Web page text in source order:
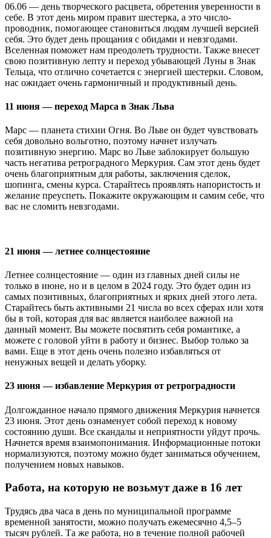
06.06 — день творческого расцвета, обретения уверенности в
себе. В этот день миром правит шестерка, а это число-
проводник, помогающее становиться людям лучшей версией
себя. Это будет день прощания с обидами и невзгодами.
Вселенная поможет нам преодолеть трудности. Также внесет
свою позитивную лепту и переход убывающей Луны в Знак
Тельца, что отлично сочетается с энергией шестерки. Словом,
нас ожидает очень гармоничный и продуктивный день.
11 июня — переход Марса в Знак Льва
Марс — планета стихии Огня. Во Льве он будет чувствовать
себя довольно вольготно, поэтому начнет излучать
позитивную энергию. Марс во Льве заблокирует большую
часть негатива ретроградного Меркурия. Сам этот день будет
очень благоприятным для работы, заключения сделок,
шопинга, смены курса. Старайтесь проявлять напористость и
желание преуспеть. Покажите окружающим и самим себе, что
вас не сломить невзгодами.
21 июня — летнее солнцестояние
Летнее солнцестояние — один из главных дней силы не
только в июне, но и в целом в 2024 году. Это будет один из
самых позитивных, благоприятных и ярких дней этого лета.
Старайтесь быть активными 21 числа во всех сферах или хотя
бы в той, которая для вас является наиболее важной на
данный момент. Вы можете посвятить себя романтике, а
можете с головой уйти в работу и бизнес. Выбор только за
вами. Еще в этот день очень полезно избавляться от
ненужных вещей и делать уборку.
23 июня — избавление Меркурия от ретроградности
Долгожданное начало прямого движения Меркурия начнется
23 июня. Этот день ознаменует собой переход к новому
состоянию души. Все скандалы и неприятности уйдут прочь.
Начнется время взаимопонимания. Информационные потоки
нормализуются, поэтому можно будет заниматься обучением,
получением новых навыков.
Работа, на которую не возьмут даже в 16 лет
Трудясь два часа в день по муниципальной программе
временной занятости, можно получать ежемесячно 4,5–5
тысяч рублей. Та же работа, но в течение полной рабочей